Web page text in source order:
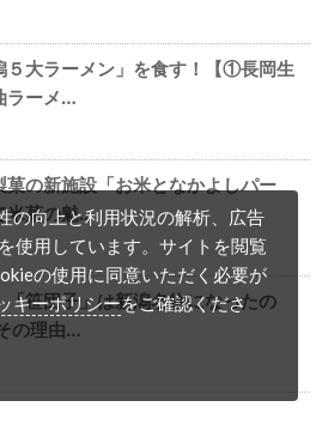
５大ラーメン」を食す！【①長岡生
ラーメ…
菓の新施設「お米となかよしパー
米菓の魅…
「笹団子」は新潟名物になったの
の理由…
の向上と利用状況の解析、広告
使用しています。サイトを閲覧
の使用に同意いただく必要が
キーポリシーをご確認くださ